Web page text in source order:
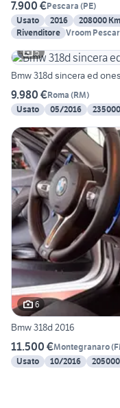
7.900 €Pescara (PE)
Usato
2016 208000 Km
Rivenditore Vroom
5
Bmw 318d sincera ed
9.980 €Roma (RM)
Usato
05/2016
6
Bmw 318d 2016
11.500 €Montegranaro(
Usato
10/2016